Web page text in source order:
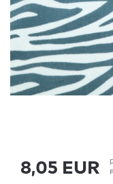
8,05 EUR